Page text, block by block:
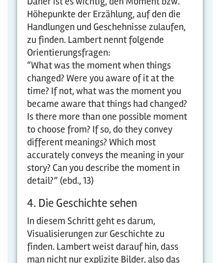
Höhepunkte der Erzählung, auf den die
Handlungen und Geschehnisse zulaufen,
zu finden. Lambert nennt folgende
Orientierungsfragen:
“What was the moment when things
changed? Were you aware of it at the
time? If not, what was the moment you
became aware that things had changed?
Is there more than one possible moment
to choose from? If so, do they convey
different meanings? Which most
accurately conveys the meaning in your
story? Can you describe the moment in
detail?” (ebd., 13)
4. Die Geschichte sehen
In diesem Schritt geht es darum,
Visualisierungen zur Geschichte zu
finden. Lambert weist darauf hin, dass
man nicht nur explizite Bilder, also das